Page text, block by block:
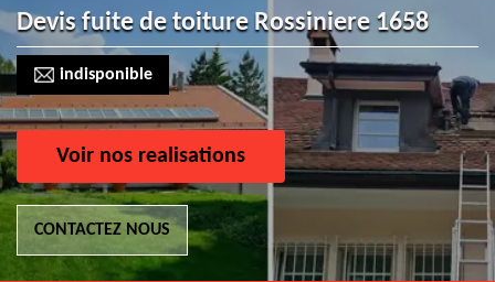
Devis fuite de toiture Rossiniere 1658
indisponible
Voir nos realisations
CONTACTEZ NOUS